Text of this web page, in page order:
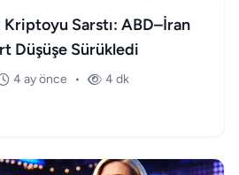
Sarstı: ABD–İran
Düşüşe Sürükledi
4 ay önce • 4 dk